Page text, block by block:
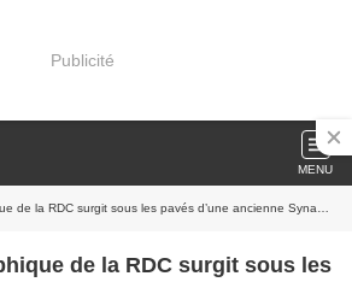
Publicité
MENU
surgit sous les pavés d’une ancienne Synagogue à Capharnaüm en Israël.
de la RDC surgit sous les